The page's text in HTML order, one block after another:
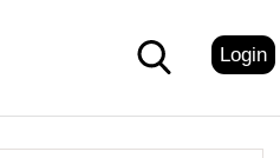
Login